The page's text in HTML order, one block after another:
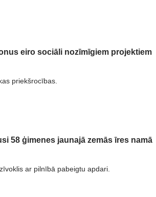
eiro sociāli nozīmīgiem projektiem
priekšrocības.
58 ģimenes jaunajā zemās īres namā
ar pilnībā pabeigtu apdari.